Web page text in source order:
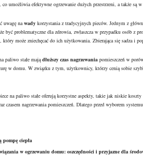
, co umożliwia efektywne ogrzewanie dużych przestrzeni, a także są
uwagę nawady korzystania z tradycyjnych pieców. Jednym z
być problematyczne dla zdrowia, zwłaszcza w przypadku osób z
może zniechęcać do ich użytkowania. Zbierająca się sadza i
paliwo stałe majądłuższy czas nagrzewania pomieszczeń w
w domu. W związku z tym, użytkownicy, którzy cenią sobie
na paliwo stałe oferują korzystne aspekty, takie jak niskie
czasem nagrzewania pomieszczeń. Dlatego przed wyborem
ciepła
w ogrzewaniu domu: oszczędności i przyjazne dla